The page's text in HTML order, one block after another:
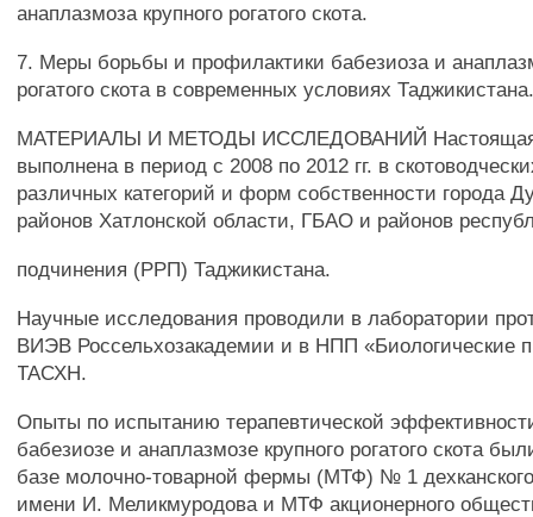
анаплазмоза крупного рогатого скота.
7. Меры борьбы и профилактики бабезиоза и
рогатого скота в современных условиях
МАТЕРИАЛЫ И МЕТОДЫ ИССЛЕДОВАНИЙ Настоящая
выполнена в период с 2008 по 2012 гг. в
различных категорий и форм собственности города
районов Хатлонской области, ГБАО и районов
подчинения (РРП) Таджикистана.
Научные исследования проводили в лаборатории
ВИЭВ Россельхозакадемии и в НПП «Биологические
ТАСХН.
Опыты по испытанию терапевтической
бабезиозе и анаплазмозе крупного рогатого скота
базе молочно-товарной фермы (МТФ) № 1
имени И. Меликмуродова и МТФ акционерного